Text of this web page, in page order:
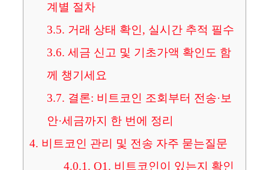
계별 절차
3.5. 거래 상태 확인, 실시간 추적 필수
3.6. 세금 신고 및 기초가액 확인도 함
께 챙기세요
3.7. 결론: 비트코인 조회부터 전송·보
안·세금까지 한 번에 정리
4. 비트코인 관리 및 전송 자주 묻는질문
4.0.1. Q1. 비트코인이 있는지 확인